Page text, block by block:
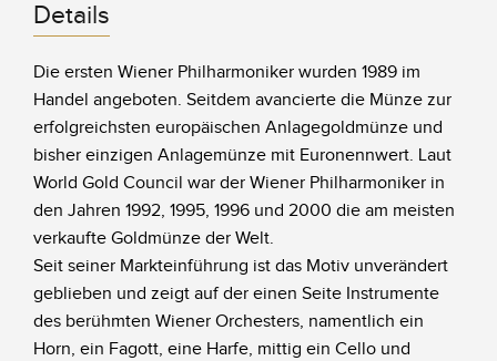
Details
Die ersten Wiener Philharmoniker wurden 1989 im
Handel angeboten. Seitdem avancierte die Münze zur
erfolgreichsten europäischen Anlagegoldmünze und
bisher einzigen Anlagemünze mit Euronennwert. Laut
World Gold Council war der Wiener Philharmoniker in
den Jahren 1992, 1995, 1996 und 2000 die am meisten
verkaufte Goldmünze der Welt.
Seit seiner Markteinführung ist das Motiv unverändert
geblieben und zeigt auf der einen Seite Instrumente
des berühmten Wiener Orchesters, namentlich ein
Horn, ein Fagott, eine Harfe, mittig ein Cello und